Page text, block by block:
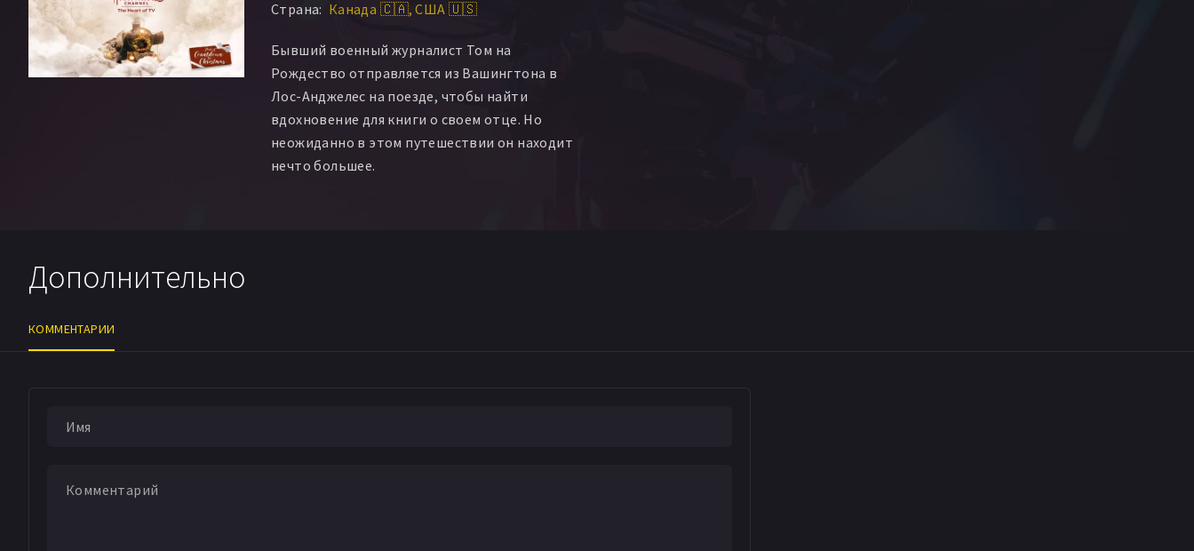
Jesse Stanley Eric Gustafsson Гленн Уильямс
Goga Rayat Iain Roberts Gabriel Bourke
Caius Munro Ryver Stone Melanie Wilson
Brian Cyburt Micah Steinke Joe Sutherland
Линн МакНамара
Страна: Канада 🇨🇦 США 🇺🇸
Бывший военный журналист Том на
Рождество отправляется из Вашингтона в
Лос-Анджелес на поезде, чтобы найти
вдохновение для книги о своем отце. Но
неожиданно в этом путешествии он находит
нечто большее.
Дополнительно
КОММЕНТАРИИ